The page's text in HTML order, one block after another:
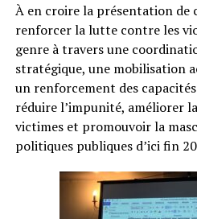
À en croire la présentation de
renforcer la lutte contre les
genre à travers une
stratégique, une mobilisation
un renforcement des
réduire l’impunité, améliorer
victimes et promouvoir la
politiques publiques d’ici fin